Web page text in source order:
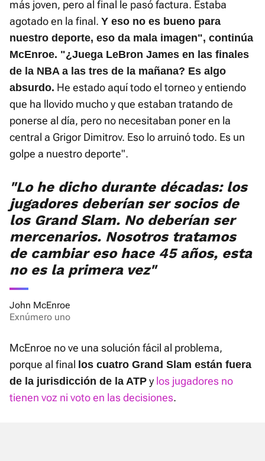
más joven, pero al final le pasó factura. Estaba
agotado en la final. Y eso no es bueno para
nuestro deporte, eso da mala imagen", continúa
McEnroe. "¿Juega LeBron James en las finales
de la NBA a las tres de la mañana? Es algo
absurdo. He estado aquí todo el torneo y entiendo
que ha llovido mucho y que estaban tratando de
ponerse al día, pero no necesitaban poner en la
central a Grigor Dimitrov. Eso lo arruinó todo. Es un
golpe a nuestro deporte".
"Lo he dicho durante décadas: los
jugadores deberían ser socios de
los Grand Slam. No deberían ser
mercenarios. Nosotros tratamos
de cambiar eso hace 45 años, esta
no es la primera vez"
John McEnroe
Exnúmero uno
McEnroe no ve una solución fácil al problema,
porque al final los cuatro Grand Slam están fuera
de la jurisdicción de la ATP y los jugadores no
tienen voz ni voto en las decisiones.